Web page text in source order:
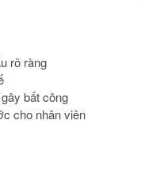
rõ ràng
bất công
cho nhân viên